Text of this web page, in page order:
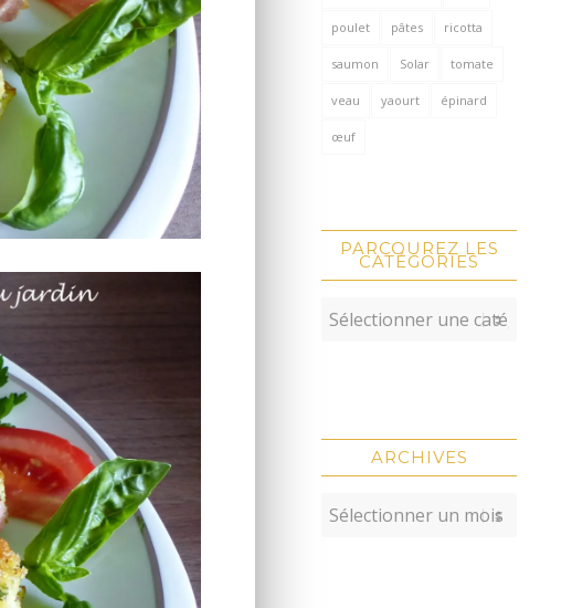
poulet pâtes ricotta
saumon Solar tomate
veau yaourt épinard
œuf
PARCOUREZ LES
CATÉGORIES
ARCHIVES